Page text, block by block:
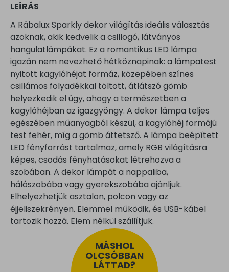
LEÍRÁS
A Rábalux Sparkly dekor világítás ideális választás
azoknak, akik kedvelik a csillogó, látványos
hangulatlámpákat. Ez a romantikus LED lámpa
igazán nem nevezhető hétköznapinak: a lámpatest
nyitott kagylóhéjat formáz, közepében színes
csillámos folyadékkal töltött, átlátszó gömb
helyezkedik el úgy, ahogy a természetben a
kagylóhéjban az igazgyöngy. A dekor lámpa teljes
egészében műanyagból készül, a kagylóhéj formájú
test fehér, míg a gömb áttetsző. A lámpa beépített
LED fényforrást tartalmaz, amely RGB világításra
képes, csodás fényhatásokat létrehozva a
szobában. A dekor lámpát a nappaliba,
hálószobába vagy gyerekszobába ajánljuk.
Elhelyezhetjük asztalon, polcon vagy az
éjjeliszekrényen. Elemmel működik, és USB-kábel
tartozik hozzá. Elem nélkül szállítjuk.
MÁSHOL
OLCSÓBBAN
LÁTTAD?